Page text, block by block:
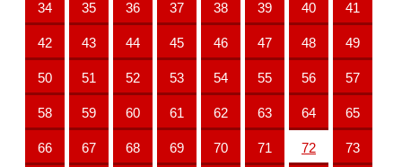
34 35 36 37 38 39 40 41
42 43 44 45 46 47 48 49
50 51 52 53 54 55 56 57
58 59 60 61 62 63 64 65
66 67 68 69 70 71 72 73